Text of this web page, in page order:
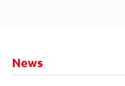
News